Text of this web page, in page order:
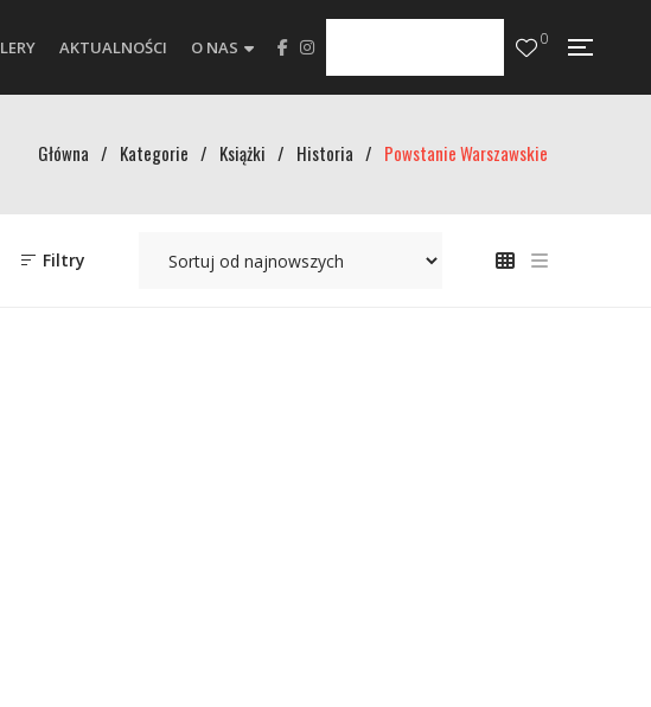
AKTUALNOŚCI O NAS 0
Główna / Kategorie / Książki / Historia / Powstanie Warszawskie
Filtry